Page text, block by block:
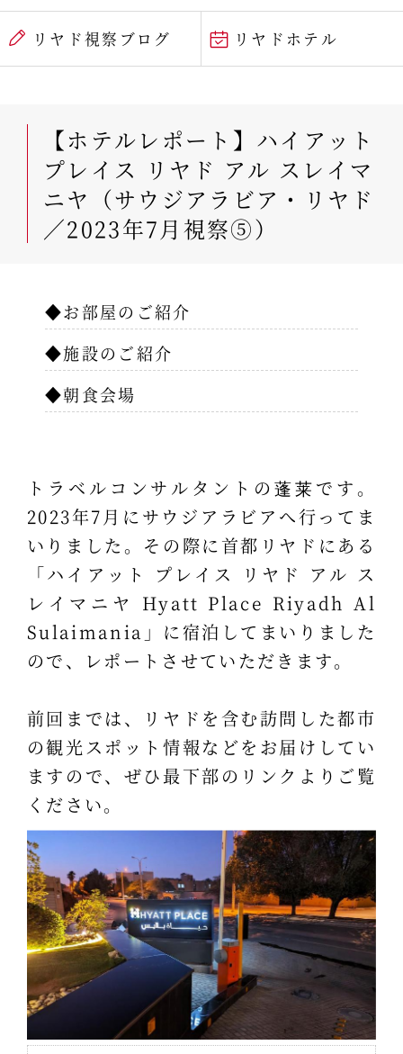
リヤド視察ブログ リヤドホテル
【ホテルレポート】ハイアット
プレイス リヤド アル スレイマ
ニヤ（サウジアラビア・リヤド
／2023年7月視察⑤）
◆お部屋のご紹介
◆施設のご紹介
◆朝食会場
トラベルコンサルタントの蓬莱です。
2023年7月にサウジアラビアへ行ってま
いりました。その際に首都リヤドにある
「ハイアット プレイス リヤド アル ス
レイマニヤ Hyatt Place Riyadh Al
Sulaimania」に宿泊してまいりました
ので、レポートさせていただきます。
前回までは、リヤドを含む訪問した都市
の観光スポット情報などをお届けしてい
ますので、ぜひ最下部のリンクよりご覧
ください。